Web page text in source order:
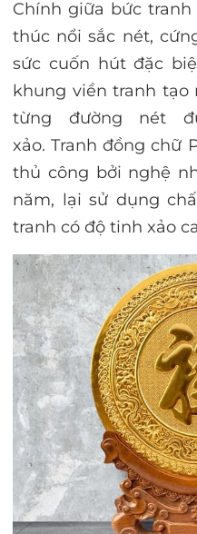
Chính giữa bức
thúc nổi sắc nét,
sức cuốn hút đặc
khung viền tranh tạo
từng đường nét
xảo. Tranh đồng chữ
thủ công bởi nghệ
năm, lại sử dụng
tranh có độ tinh xảo